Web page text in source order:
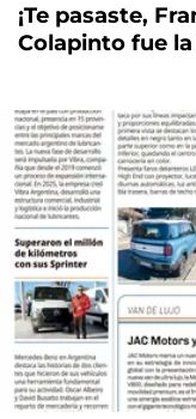
¡Te pasaste,
Colapinto fue